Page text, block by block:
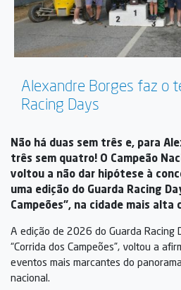
Alexandre Borges faz o
Racing Days
Não há duas sem três e, para
três sem quatro! O Campeão
voltou a não dar hipótese à
uma edição do Guarda Racing
Campeões”, na cidade mais alta
A edição de 2026 do Guarda Racing
“Corrida dos Campeões”, voltou a
eventos mais marcantes do
nacional.